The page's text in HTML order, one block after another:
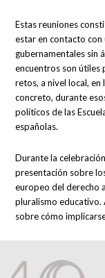
Estas reuniones
estar en contacto con
gubernamentales sin
encuentros son útiles
retos, a nivel local, en
concreto, durante
políticos de las
españolas.
Durante la
presentación sobre
europeo del derecho
pluralismo educativo.
sobre cómo